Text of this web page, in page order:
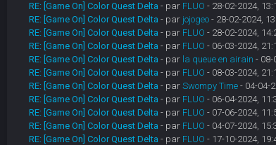
RE: [Game On] Color Quest Delta - par FLUO - 28-02-2024,
RE: [Game On] Color Quest Delta - par jojogeo- 28-02-2024,
RE: [Game On] Color Quest Delta - par FLUO - 28-02-2024,
RE: [Game On] Color Quest Delta - par FLUO - 06-03-2024,
RE: [Game On] Color Quest Delta - par la queue en airain - 08-
RE: [Game On] Color Quest Delta - par FLUO - 08-03-2024,
RE: [Game On] Color Quest Delta - par Swompy Time- 04-04-
RE: [Game On] Color Quest Delta - par FLUO - 06-04-2024,
RE: [Game On] Color Quest Delta - par FLUO - 07-06-2024,
RE: [Game On] Color Quest Delta - par FLUO - 04-07-2024,
RE: [Game On] Color Quest Delta - par FLUO - 17-10-2024,